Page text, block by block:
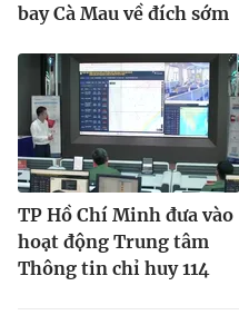
bay Cà Mau về đích sớm
TP Hồ Chí Minh đưa vào
hoạt động Trung tâm
Thông tin chỉ huy 114